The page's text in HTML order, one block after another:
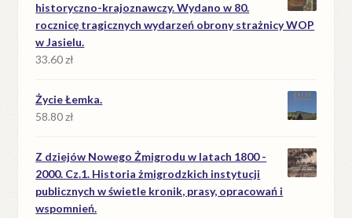
historyczno-krajoznawczy. Wydano w 80.
rocznicę tragicznych wydarzeń obrony strażnicy WOP
w Jasielu.
33.60zł
Życie Łemka.
58.80zł
Z dziejów Nowego Żmigrodu w latach 1800 -
2000. Cz.1. Historia żmigrodzkich instytucji
publicznych w świetle kronik, prasy, opracowań i
wspomnień.